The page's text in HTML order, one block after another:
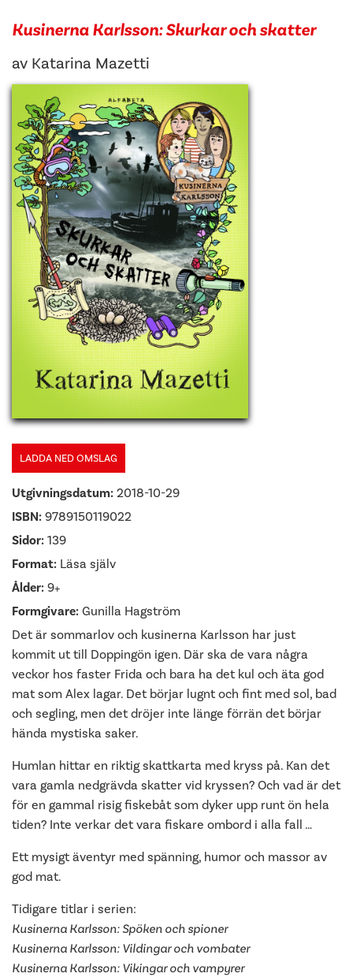
Kusinerna Karlsson: Skurkar och skatter
av Katarina Mazetti
LADDA NED OMSLAG
Utgivningsdatum: 2018-10-29
ISBN: 9789150119022
Sidor: 139
Format: Läsa själv
Ålder: 9+
Formgivare: Gunilla Hagström
Det är sommarlov och kusinerna Karlsson har just
kommit ut till Doppingön igen. Där ska de vara några
veckor hos faster Frida och bara ha det kul och äta god
mat som Alex lagar. Det börjar lugnt och fint med sol, bad
och segling, men det dröjer inte länge förrän det börjar
hända mystiska saker.
Humlan hittar en riktig skattkarta med kryss på. Kan det
vara gamla nedgrävda skatter vid kryssen? Och vad är det
för en gammal risig fiskebåt som dyker upp runt ön hela
tiden? Inte verkar det vara fiskare ombord i alla fall …
Ett mysigt äventyr med spänning, humor och massor av
god mat.
Tidigare titlar i serien:
Kusinerna Karlsson: Spöken och spioner
Kusinerna Karlsson: Vildingar och vombater
Kusinerna Karlsson: Vikingar och vampyrer